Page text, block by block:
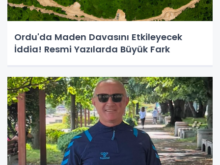
Ordu'da Maden Davasını Etkileyecek
İddia! Resmi Yazılarda Büyük Fark